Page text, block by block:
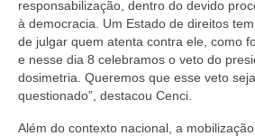
responsabilização, dentro do devido
à democracia. Um Estado de direitos
de julgar quem atenta contra ele, como
e nesse dia 8 celebramos o veto do
dosimetria. Queremos que esse veto
questionado”, destacou Cenci.
Além do contexto nacional, a